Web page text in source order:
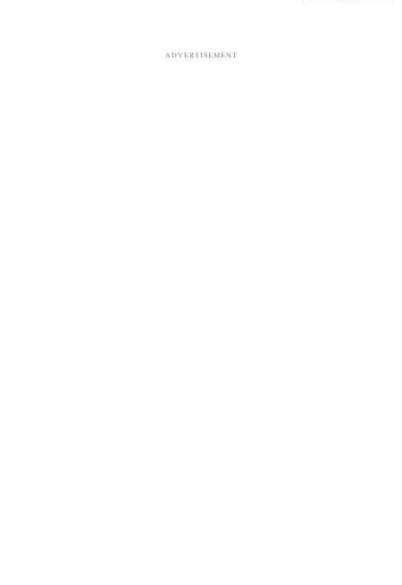
ADVERTISEMENT